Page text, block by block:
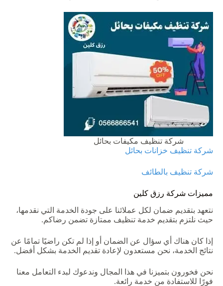
شركة تنظيف مكيفات بحائل
شركة تنظيف خزانات بحائل
شركة تنظيف بالطائف
مميزات شركة رزق كلين
نتعهد بتقديم ضمان لكل عملائنا على جودة الخدمة التي نقدمها،
حيث نلتزم بتقديم خدمة تنظيف ممتازة تضمن رضاكم.
إذا كان هناك أي سؤال عن الضمان أو إذا لم تكن راضيًا تمامًا عن
نتائج الخدمة، نحن مستعدون لإعادة تقديم الخدمة بشكل أفضل.
نحن فخورون بتميزنا في هذا المجال وندعوك لبدء التعامل معنا
فورًا
للاستفادة من خدمة رائعة.